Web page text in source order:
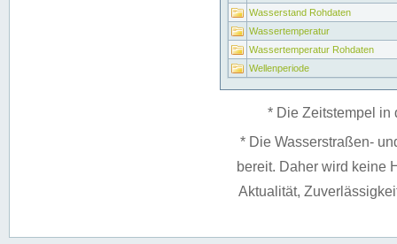
Wasserstand Rohdaten
Wassertemperatur
Wassertemperatur Rohdaten
Wellenperiode
* Die Zeitstempel in
* Die Wasserstraßen-
bereit. Daher wird keine
Aktualität,